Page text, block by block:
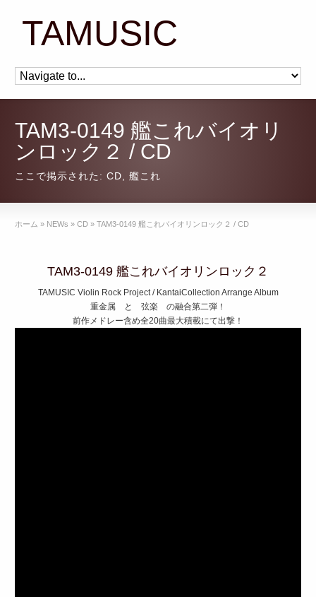
TAMUSIC
TAM3-0149 艦これバイオリ
ンロック２ / CD
ここで掲示された:CD ,艦これ
ホーム » NEWs » CD » TAM3-0149 艦これバイオリンロック２ / CD
TAM3-0149 艦これバイオリンロック２
TAMUSIC Violin Rock Project / KantaiCollection Arrange Album
重金属 と 弦楽 の融合第二弾！
前作メドレー含め全20曲最大積載にて出撃！